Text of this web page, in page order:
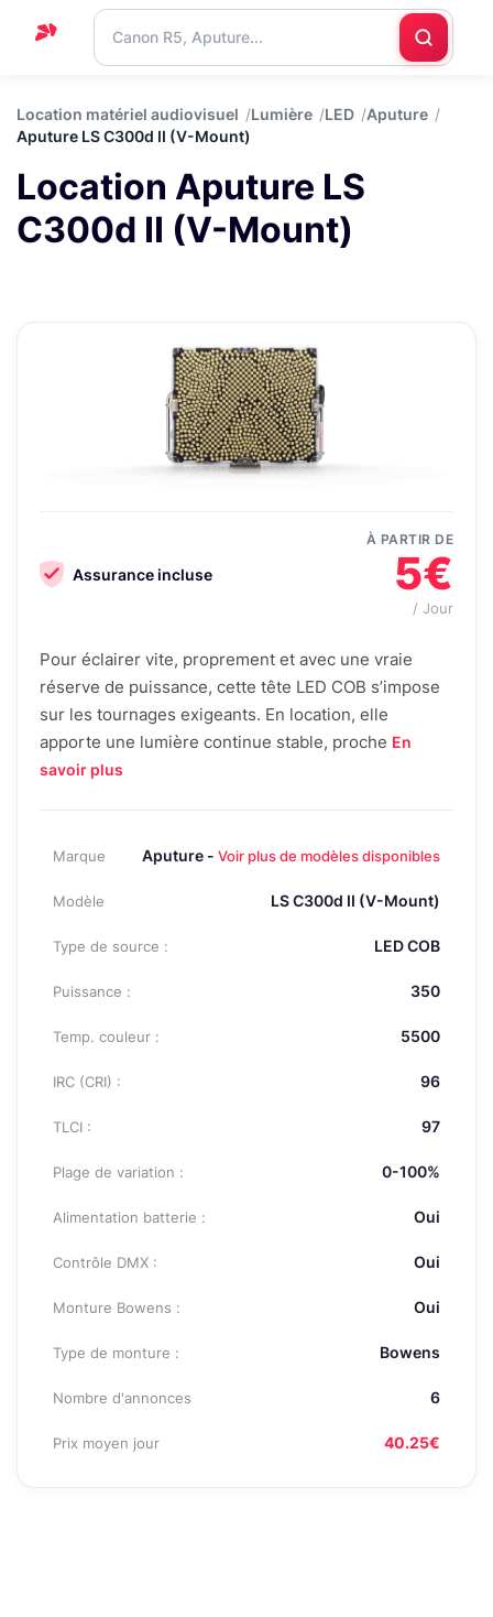
Support
Blog
Nous
contacter
Location matériel audiovisuel Lumière LED
Aputure
Aputure LS C300d II (V-Mount)
Location Aputure LS
C300d II (V-Mount)
Assurance incluse
À PARTIR DE
5€
/ Jour
Pour éclairer vite, proprement et avec une vraie
réserve de puissance, cette tête LED COB s’impose
sur les tournages exigeants. En location, elle
apporte une lumière continue stable, proche En
savoir plus
Marque Aputure - Voir plus de modèles disponibles
Modèle LS C300d II (V-Mount)
Type de source : LED COB
Puissance : 350
Temp. couleur : 5500
IRC (CRI) : 96
TLCI : 97
Plage de variation : 0-100%
Alimentation batterie : Oui
Contrôle DMX : Oui
Monture Bowens : Oui
Type de monture : Bowens
Nombre d'annonces 6
Prix moyen jour 40.25€